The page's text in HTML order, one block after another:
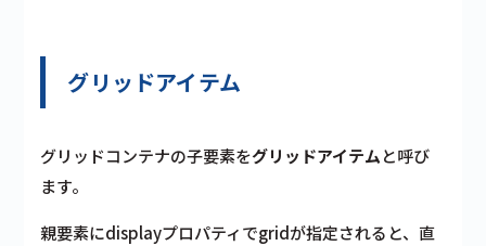
グリッドアイテム
グリッドコンテナの子要素をグリッドアイテムと呼び
ます。
親要素にdisplayプロパティでgridが指定されると、直